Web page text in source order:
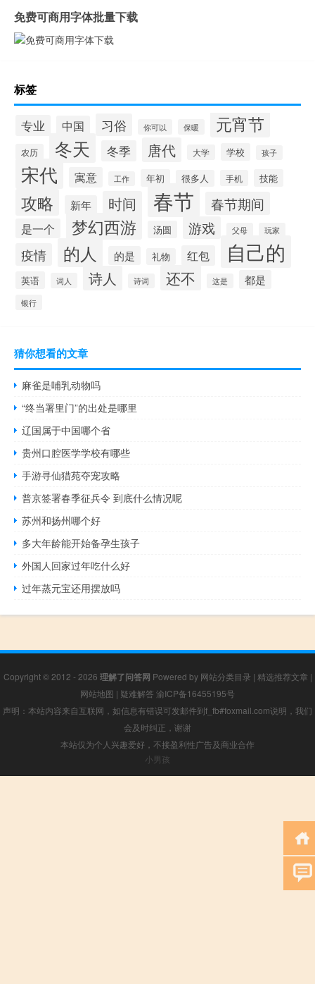
免费可商用字体批量下载
标签
专业 中国 习俗 你可以 保暖 元宵节
农历 冬天 冬季 唐代 大学 学校 孩子
宋代 寓意 工作 年初 很多人 手机 技能
攻略 新年 时间 春节 春节期间
是一个 梦幻西游 汤圆 游戏 父母 玩家
疫情 的人 的是 礼物 红包 自己的
英语 词人 诗人 诗词 还不 这是 都是
银行
猜你想看的文章
麻雀是哺乳动物吗
“终当署里门”的出处是哪里
辽国属于中国哪个省
贵州口腔医学学校有哪些
手游寻仙猎苑夺宠攻略
普京签署春季征兵令 到底什么情况呢
苏州和扬州哪个好
多大年龄能开始备孕生孩子
外国人回家过年吃什么好
过年蒸元宝还用摆放吗
Copyright © 2012 - 2026 理解了问答网 Powered by 网站分类目录 | 精选推荐文章 |
网站地图 | 疑难解答 渝ICP备16455195号
声明：本站内容来自互联网，如信息有错误可发邮件到f_fb#foxmail.com说明，我们
会及时纠正，谢谢
本站仅为个人兴趣爱好，不接盈利性广告及商业合作
小男孩